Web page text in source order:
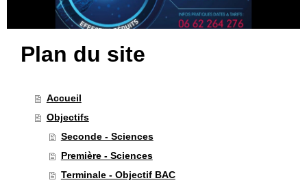
Plan du site
Accueil
Objectifs
Seconde - Sciences
Première - Sciences
Terminale - Objectif BAC